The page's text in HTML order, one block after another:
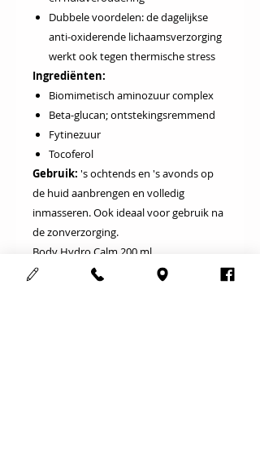
Dubbele voordelen: de dagelijkse
anti-oxiderende lichaamsverzorging
werkt ook tegen thermische stress
Ingrediënten:
Biomimetisch aminozuur complex
Beta-glucan; ontstekingsremmend
Fytinezuur
Tocoferol
Gebruik: 's ochtends en 's avonds op
de huid aanbrengen en volledig
inmasseren. Ook ideaal voor gebruik na
de zonverzorging.
Body Hydro Calm 200 ml